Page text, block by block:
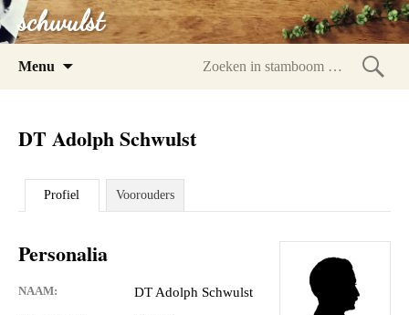
schwulst
Menu
DT Adolph Schwulst
Profiel Voorouders
Personalia
NAAM: DT Adolph Schwulst